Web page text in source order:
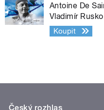
Antoine De
Vladimír Rusko
Koupit
Český rozhlas